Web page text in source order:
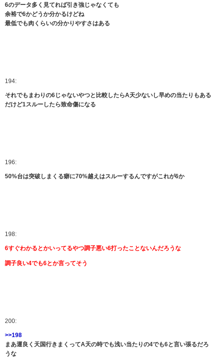
6のデータ多く見てれば引き強じゃなくても
余裕で6かどうか分かるけどね
最低でも肉くらいの分かりやすさはある
194:
それでもまわりの6じゃないやつと比較したらA天少ないし早めの当たりもある
だけど1スルーしたら致命傷になる
196:
50%台は突破しまくる癖に70%越えはスルーするんですがこれが6か
198:
6すぐわかるとかいってるやつ調子悪い6打ったことないんだろうな
調子良い4でも6とか言ってそう
200:
>>198
まあ運良く天国行きまくってA天の時でも浅い当たりの4でも6と言い張るだろ
うな